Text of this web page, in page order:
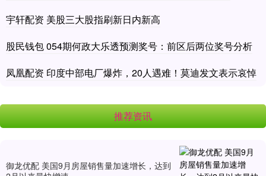
宇轩配资 美股三大股指刷新日内新高
股民钱包 054期何政大乐透预测奖号：前区后两位奖号分析
凤凰配资 印度中部电厂爆炸，20人遇难！莫迪发文表示哀悼
推荐资讯
御龙优配 美国9月房屋销售量加速增长，达到